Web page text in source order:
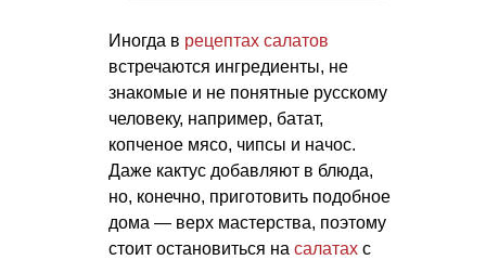
Иногда в рецептах салатов
встречаются ингредиенты, не
знакомые и не понятные русскому
человеку, например, батат,
копченое мясо, чипсы и начос.
Даже кактус добавляют в блюда,
но, конечно, приготовить подобное
дома — верх мастерства, поэтому
стоит остановиться на салатах с